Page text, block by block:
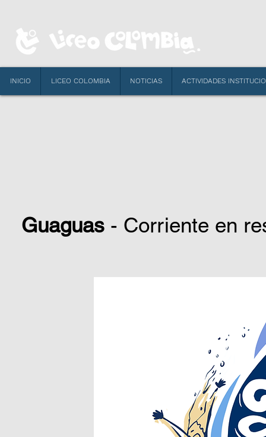
INICIO LICEO COLOMBIA NOTICIAS ACTIVIDADES
Guaguas - Corriente en